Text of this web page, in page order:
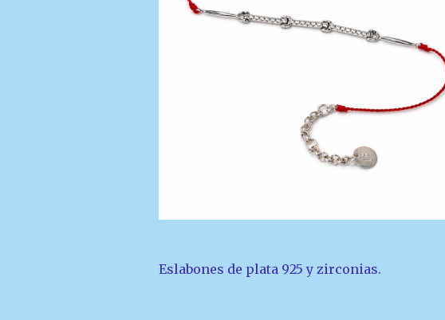
Eslabones de plata 925 y zirconias.